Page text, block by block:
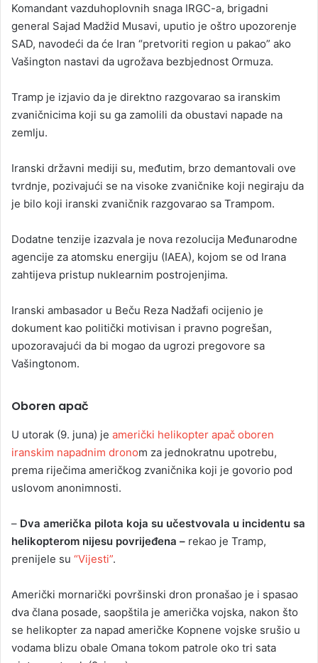
Komandant vazduhoplovnih snaga IRGC-a, brigadni
general Sajad Madžid Musavi, uputio je oštro upozorenje
SAD, navodeći da će Iran “pretvoriti region u pakao” ako
Vašington nastavi da ugrožava bezbjednost Ormuza.
Tramp je izjavio da je direktno razgovarao sa iranskim
zvaničnicima koji su ga zamolili da obustavi napade na
zemlju.
Iranski državni mediji su, međutim, brzo demantovali ove
tvrdnje, pozivajući se na visoke zvaničnike koji negiraju da
je bilo koji iranski zvaničnik razgovarao sa Trampom.
Dodatne tenzije izazvala je nova rezolucija Međunarodne
agencije za atomsku energiju (IAEA), kojom se od Irana
zahtijeva pristup nuklearnim postrojenjima.
Iranski ambasador u Beču Reza Nadžafi ocijenio je
dokument kao politički motivisan i pravno pogrešan,
upozoravajući da bi mogao da ugrozi pregovore sa
Vašingtonom.
Oboren apač
U utorak (9. juna) je američki helikopter apač oboren
iranskim napadnim dronom za jednokratnu upotrebu,
prema riječima američkog zvaničnika koji je govorio pod
uslovom anonimnosti.
– Dva američka pilota koja su učestvovala u incidentu sa
helikopterom nijesu povrijeđena – rekao je Tramp,
prenijele su “Vijesti”.
Američki mornarički površinski dron pronašao je i spasao
dva člana posade, saopštila je američka vojska, nakon što
se helikopter za napad američke Kopnene vojske srušio u
vodama blizu obale Omana tokom patrole oko tri sata